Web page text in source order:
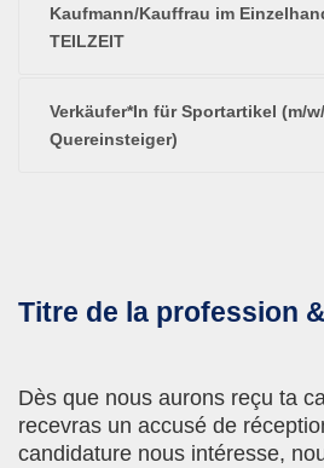
Kaufmann/Kauffrau im
TEILZEIT
Verkäufer*In für Sportartikel (m/
Quereinsteiger)
Titre de la profession
Dès que nous aurons reçu ta
recevras un accusé de
candidature nous intéresse,